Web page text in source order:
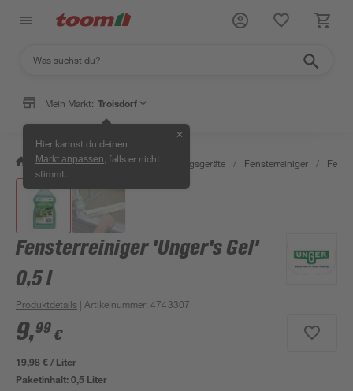
Mein Markt: Troisdorf
Hier kannst du deinen
Markt anpassen , falls er nicht
stimmt.
✕
/ Wohnen & Haushalt / Reinigungsgeräte / Fensterreiniger /
Fensterreiniger 'Unger's Gel'
0,5 l
Produktdetails | Artikelnummer:4743307
9,99 €
19,98 € / Liter
Paketinhalt:0,5 Liter